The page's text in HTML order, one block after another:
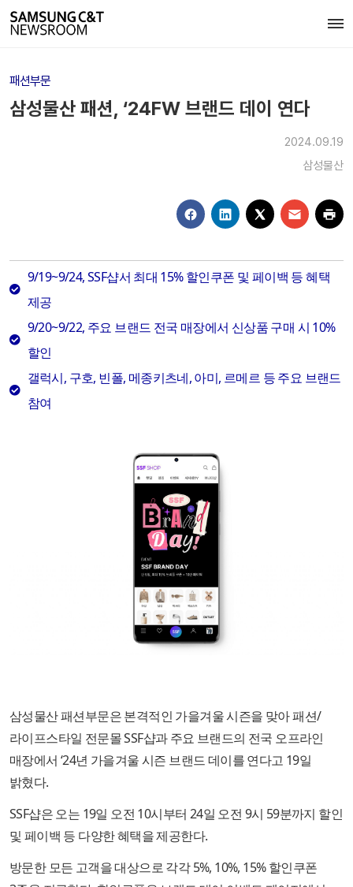
패션부문
삼성물산 패션, ‘24FW 브랜드 데이 연다
2024.09.19
삼성물산
9/19~9/24, SSF샵서 최대 15% 할인쿠폰 및 페이백 등 혜택
제공
9/20~9/22, 주요 브랜드 전국 매장에서 신상품 구매 시 10%
할인
갤럭시, 구호, 빈폴, 메종키츠네, 아미, 르메르 등 주요 브랜드
참여
삼성물산 패션부문은 본격적인 가을겨울 시즌을 맞아 패션/
라이프스타일 전문몰 SSF샵과 주요 브랜드의 전국 오프라인
매장에서 ‘24년 가을겨울 시즌 브랜드 데이를 연다고 19일
밝혔다.
SSF샵은 오는 19일 오전 10시부터 24일 오전 9시 59분까지 할인
및 페이백 등 다양한 혜택을 제공한다.
방문한 모든 고객을 대상으로 각각 5%, 10%, 15% 할인쿠폰